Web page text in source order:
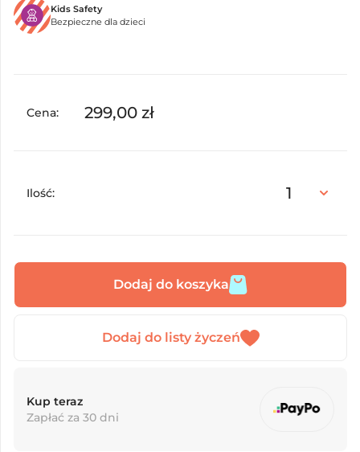
Kids Safety
Bezpieczne dla dzieci
Ilość:
Cena: 299,00 zł
Dodaj do koszyka
Kup teraz
Zapłać za 30 dni